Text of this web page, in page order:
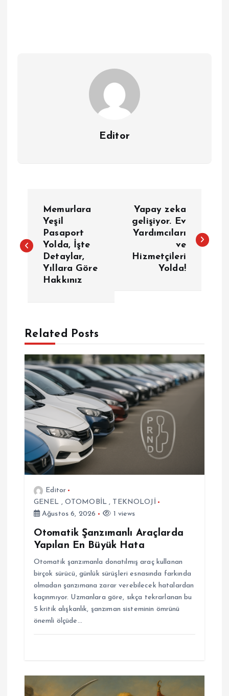
Editor
z
e
z
n
m
e
s
Memurlara
Yeşil
Pasaport
Yolda, İşte
Detaylar,
Yıllara Göre
Hakkınız
Yapay zeka
gelişiyor. Ev
Yardımcıları
ve
Hizmetçileri
Yolda!
Related Posts
Editor
GENEL , OTOMOBİL , TEKNOLOJİ
Ağustos 6, 2026
1 views
Otomatik Şanzımanlı Araçlarda
Yapılan En Büyük Hata
Otomatik şanzımanla donatılmış araç kullanan
birçok sürücü, günlük sürüşleri esnasında farkında
olmadan şanzımana zarar verebilecek hatalardan
kaçınmıyor. Uzmanlara göre, sıkça tekrarlanan bu
5 kritik alışkanlık, şanzıman sisteminin ömrünü
önemli ölçüde…